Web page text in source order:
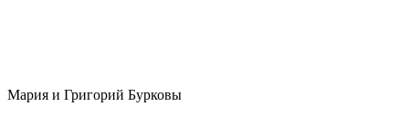
Мария и Григорий Бурковы